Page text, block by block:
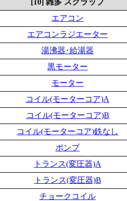
[10] 雑多 スクラップ
エアコン
エアコンラジエーター
湯沸器･給湯器
黒モーター
モーター
コイル(モーターコア)A
コイル(モーターコア)B
コイル(モーターコア)鉄なし
ポンプ
トランス(変圧器)A
トランス(変圧器)B
チョークコイル